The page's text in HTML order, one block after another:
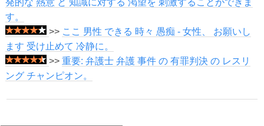
発的な 熱意 と 知識に対する 渇望を 刺激することができま
す。
>> ここ 男性 できる 時々 愚痴 - 女性、 お願いし
ます 受け止めて 冷静に。
>> 重要: 弁護士 弁護 事件 の 有罪判決 の レスリ
ング チャンピオン。